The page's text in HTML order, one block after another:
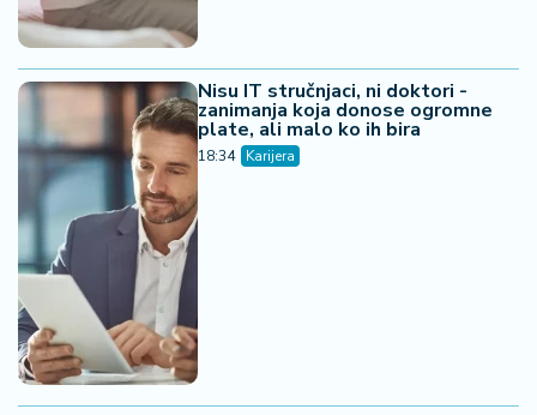
Nisu IT stručnjaci, ni doktori -
zanimanja koja donose ogromne
plate, ali malo ko ih bira
18:34 Karijera